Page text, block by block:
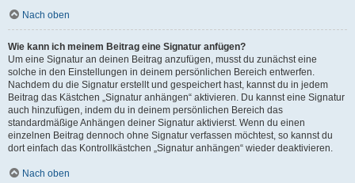
Nach oben
Wie kann ich meinem Beitrag eine Signatur anfügen?
Um eine Signatur an deinen Beitrag anzufügen, musst du zunächst eine
solche in den Einstellungen in deinem persönlichen Bereich entwerfen.
Nachdem du die Signatur erstellt und gespeichert hast, kannst du in jedem
Beitrag das Kästchen „Signatur anhängen“ aktivieren. Du kannst eine Signatur
auch hinzufügen, indem du in deinem persönlichen Bereich das
standardmäßige Anhängen deiner Signatur aktivierst. Wenn du einen
einzelnen Beitrag dennoch ohne Signatur verfassen möchtest, so kannst du
dort einfach das Kontrollkästchen „Signatur anhängen“ wieder deaktivieren.
Nach oben